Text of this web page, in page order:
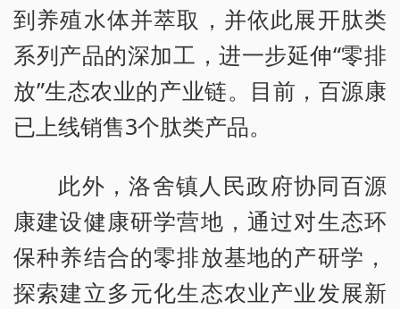
到养殖水体并萃取，并依此展开肽类
系列产品的深加工，进一步延伸“零排
放”生态农业的产业链。目前，百源康
已上线销售3个肽类产品。
此外，洛舍镇人民政府协同百源
康建设健康研学营地，通过对生态环
保种养结合的零排放基地的产研学，
探索建立多元化生态农业产业发展新